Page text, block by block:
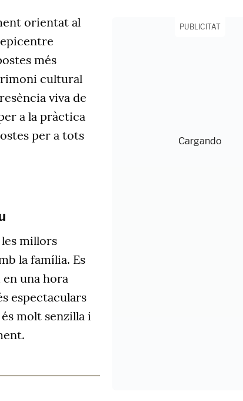
orientat al
més
cultural
viva de
a la pràctica
per a tots
millors
la família. Es
una hora
espectaculars
molt senzilla i
PUBLICITAT